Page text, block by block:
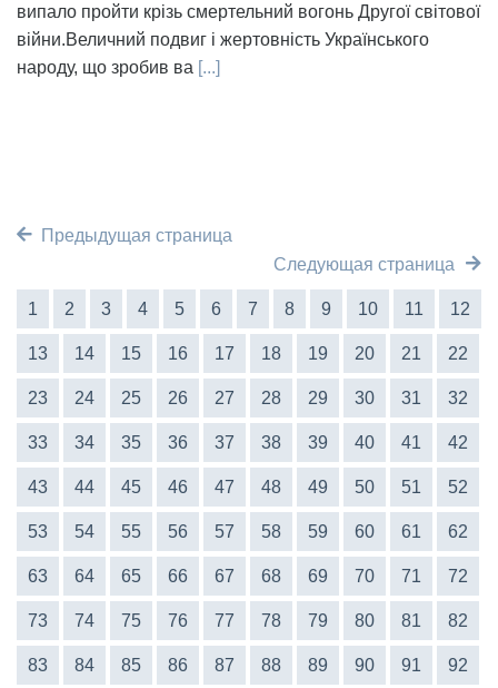
випало пройти крізь смертельний вогонь Другої світової
війни.Величний подвиг і жертовність Українського
народу, що зробив ва [...]
Предыдущая страница
Следующая страница
1 2 3 4 5 6 7 8 9 10 11 12
13 14 15 16 17 18 19 20 21 22
23 24 25 26 27 28 29 30 31 32
33 34 35 36 37 38 39 40 41 42
43 44 45 46 47 48 49 50 51 52
53 54 55 56 57 58 59 60 61 62
63 64 65 66 67 68 69 70 71 72
73 74 75 76 77 78 79 80 81 82
83 84 85 86 87 88 89 90 91 92